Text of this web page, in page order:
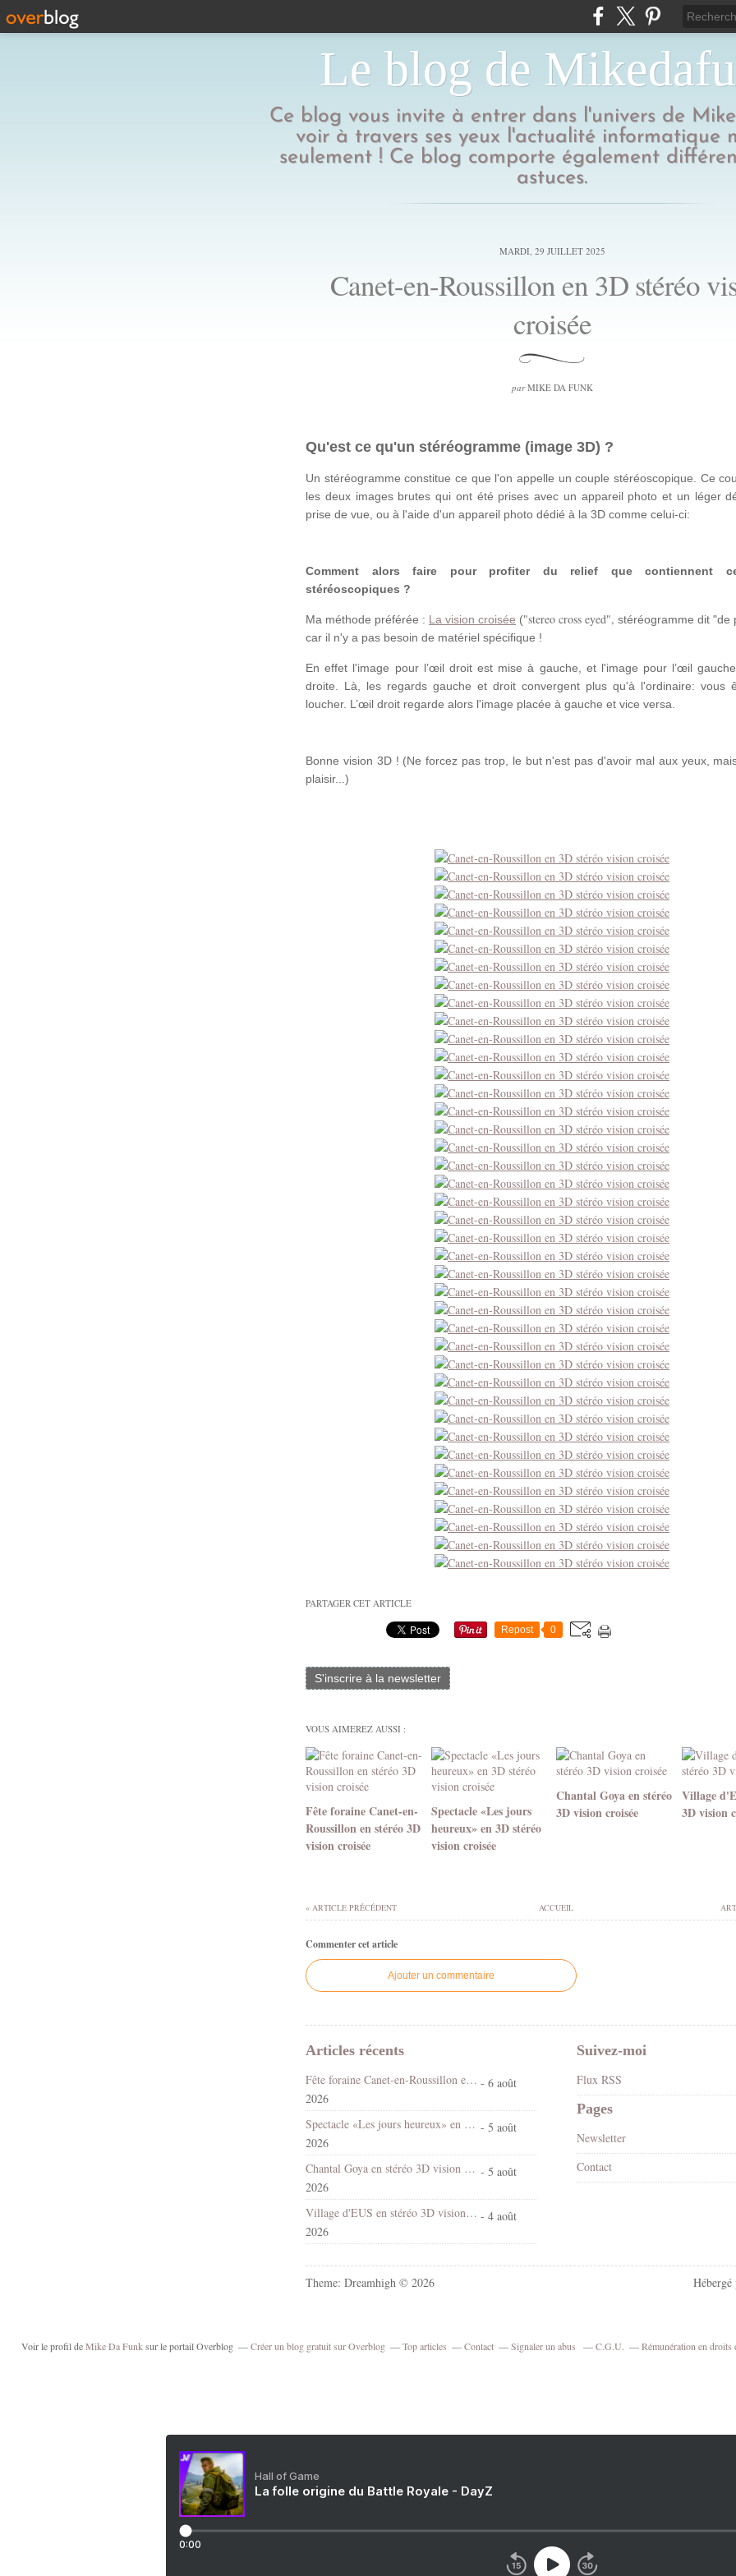
Le blog de
Ce blog vous invite à entrer dans l'univers de
voir à travers ses yeux l'actualité informatique
seulement ! Ce blog comporte également
astuces.
MARDI, 29 JUILLET 2025
Canet-en-Roussillon en 3D stéréo
croisée
parMIKE DA FUNK
Qu'est ce qu'un stéréogramme (image 3D) ?
Un stéréogramme constitue ce que l'on appelle un couple stéréoscopique. Ce
les deux images brutes qui ont été prises avec un appareil photo et un léger
prise de vue, ou à l'aide d'un appareil photo dédié à la 3D comme celui-ci:
Comment alors faire pour profiter du relief que contiennent
stéréoscopiques ?
Ma méthode préférée : La vision croisée ("stereo cross eyed", stéréogramme dit "de
car il n'y a pas besoin de matériel spécifique !
En effet l'image pour l’œil droit est mise à gauche, et l'image pour l’œil
droite. Là, les regards gauche et droit convergent plus qu'à l'ordinaire: vous
loucher. L’œil droit regarde alors l'image placée à gauche et vice versa.
Bonne vision 3D ! (Ne forcez pas trop, le but n'est pas d'avoir mal aux yeux,
plaisir...)
PARTAGER CET ARTICLE
Repost 0
S'inscrire à la newsletter
VOUS AIMEREZ AUSSI :
Fête foraine Canet-en-
Roussillon en stéréo 3D
vision croisée
Spectacle «Les jours
heureux» en 3D stéréo
vision croisée
Chantal Goya en stéréo
3D vision croisée
Village
3D vision
ACCUEIL
« ARTICLE PRÉCÉDENT
Commenter cet article
Ajouter un commentaire
Articles récents
Fête foraine Canet-en-Roussillon en stéréo 3D vision croisée - 6 août
2026
Spectacle «Les jours heureux» en 3D stéréo vision croisée - 5 août
2026
Chantal Goya en stéréo 3D vision croisée - 5 août
2026
Village d'EUS en stéréo 3D vision croisée - 4 août
2026
Suivez-moi
Flux RSS
Pages
Newsletter
Contact
Theme: Dreamhigh © 2026 Hébergé
Voir le profil deMike Da Funk sur le portail Overblog Créer un blog gratuit sur Overblog Top articles Contact Signaler un abus C.G.U. Rémunération en droits
Hall of Game
La folle origine du Battle Royale - DayZ
0:00